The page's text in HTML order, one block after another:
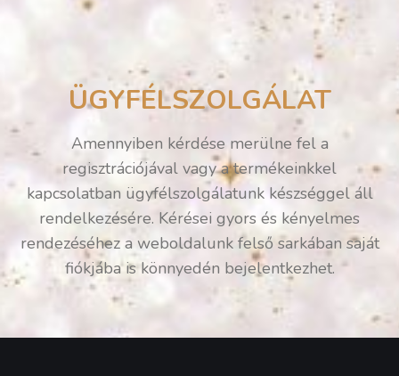
ÜGYFÉLSZOLGÁLAT
Amennyiben kérdése merülne fel a
regisztrációjával vagy a termékeinkkel
kapcsolatban ügyfélszolgálatunk készséggel áll
rendelkezésére. Kérései gyors és kényelmes
rendezéséhez a weboldalunk felső sarkában saját
fiókjába is könnyedén bejelentkezhet.